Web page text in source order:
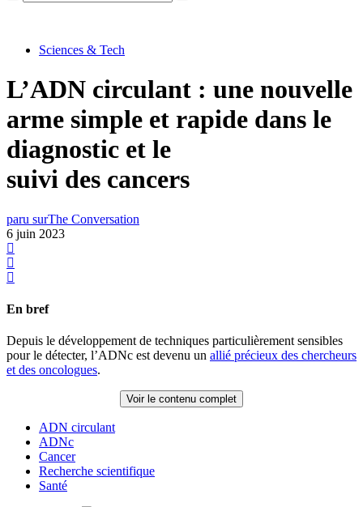
Sciences & Tech
L’ADN circulant : une nouvelle
arme simple et rapide dans le
diagnostic et le
suivi des cancers
paru surThe Conversation
6 juin 2023
En bref
Depuis le développement de techniques particulièrement sensibles
pour le détecter, l’ADNc est devenu un allié précieux des chercheurs
et des oncologues.
Voir le contenu complet
ADN circulant
ADNc
Cancer
Recherche scientifique
Santé